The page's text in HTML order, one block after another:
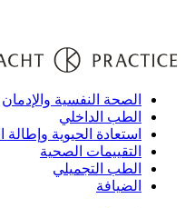
الصحة النفسية والإدمان
الطب الداخلي
استعادة الحيوية وإطالة
التقييمات الصحية
الطب التجميلي
الضيافة